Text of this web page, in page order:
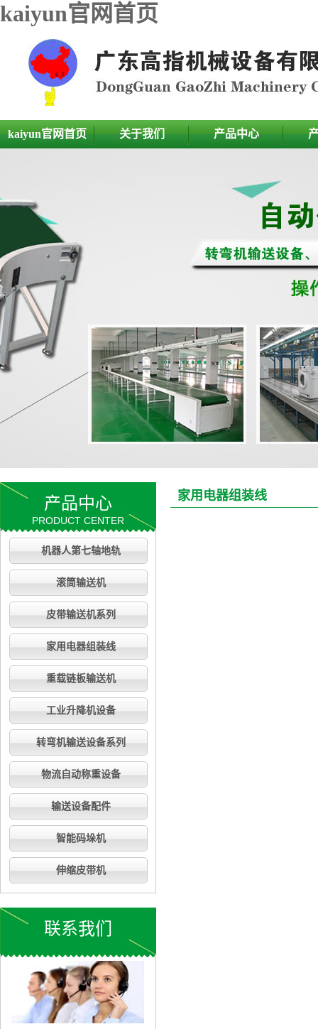
kaiyun官网首页
kaiyun官网首页 关于我们 产品中心
产品中心
PRODUCT CENTER
机器人第七轴地轨
滚筒输送机
皮带输送机系列
家用电器组装线
重载链板输送机
工业升降机设备
转弯机输送设备系列
物流自动称重设备
输送设备配件
智能码垛机
伸缩皮带机
联系我们
家用电器组装线